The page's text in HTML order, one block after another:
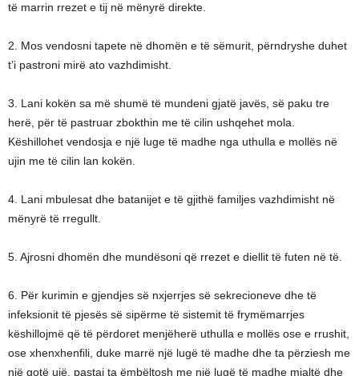
të marrin rrezet e tij në mënyrë direkte.
2. Mos vendosni tapete në dhomën e të sëmurit, përndryshe duhet
t’i pastroni mirë ato vazhdimisht.
3. Lani kokën sa më shumë të mundeni gjatë javës, së paku tre
herë, për të pastruar zbokthin me të cilin ushqehet mola.
Këshillohet vendosja e një luge të madhe nga uthulla e mollës në
ujin me të cilin lan kokën.
4. Lani mbulesat dhe batanijet e të gjithë familjes vazhdimisht në
mënyrë të rregullt.
5. Ajrosni dhomën dhe mundësoni që rrezet e diellit të futen në të.
6. Për kurimin e gjendjes së nxjerrjes së sekrecioneve dhe të
infeksionit të pjesës së sipërme të sistemit të frymëmarrjes
këshillojmë që të përdoret menjëherë uthulla e mollës ose e rrushit,
ose xhenxhenfili, duke marrë një lugë të madhe dhe ta përziesh me
një gotë ujë, pastaj ta ëmbëltosh me një lugë të madhe mjaltë dhe